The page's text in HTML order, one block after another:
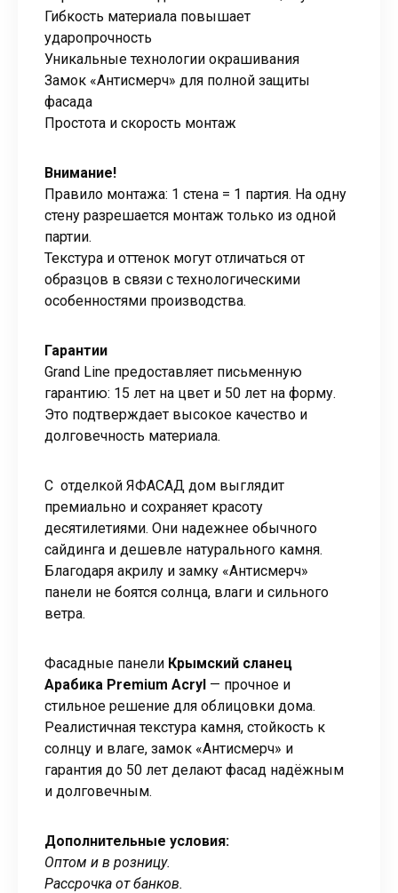
Гибкость материала повышает
ударопрочность
Уникальные технологии окрашивания
Замок «Антисмерч» для полной защиты
фасада
Простота и скорость монтаж
Внимание!
Правило монтажа: 1 стена = 1 партия. На одну
стену разрешается монтаж только из одной
партии.
Текстура и оттенок могут отличаться от
образцов в связи с технологическими
особенностями производства.
Гарантии
Grand Line предоставляет письменную
гарантию: 15 лет на цвет и 50 лет на форму.
Это подтверждает высокое качество и
долговечность материала.
С отделкой ЯФАСАД дом выглядит
премиально и сохраняет красоту
десятилетиями. Они надежнее обычного
сайдинга и дешевле натурального камня.
Благодаря акрилу и замку «Антисмерч»
панели не боятся солнца, влаги и сильного
ветра.
Фасадные панели Крымский сланец
Арабика Premium Acryl — прочное и
стильное решение для облицовки дома.
Реалистичная текстура камня, стойкость к
солнцу и влаге, замок «Антисмерч» и
гарантия до 50 лет делают фасад надёжным
и долговечным.
Дополнительные условия:
Оптом и в розницу.
Рассрочка от банков.